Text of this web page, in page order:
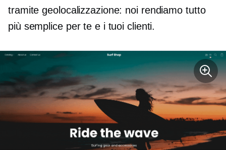
tramite geolocalizzazione: noi rendiamo tutto
più semplice per te e i tuoi clienti.